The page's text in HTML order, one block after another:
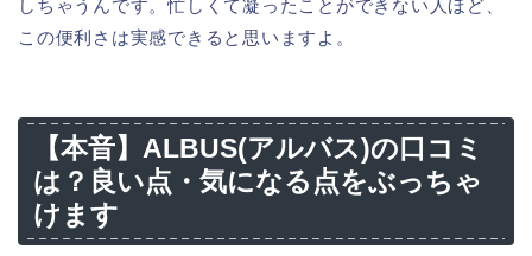
しちゃうんです。忙しくて凝ったことができない人ほど、
この便利さは実感できると思いますよ。
【本音】ALBUS(アルバス)の口コミ
は？良い点・気になる点をぶっちゃ
けます